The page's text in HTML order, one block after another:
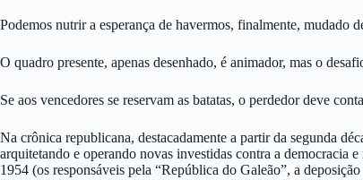
Podemos nutrir a esperança de havermos, finalmente, mudado
O quadro presente, apenas desenhado, é animador, mas o
Se aos vencedores se reservam as batatas, o perdedor deve
Na crônica republicana, destacadamente a partir da segunda
arquitetando e operando novas investidas contra a democracia
1954 (os responsáveis pela “República do Galeão”, a